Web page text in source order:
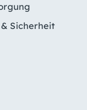
Sicherheit